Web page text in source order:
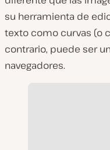
su herramienta de
texto como curvas (o
contrario, puede ser
navegadores.